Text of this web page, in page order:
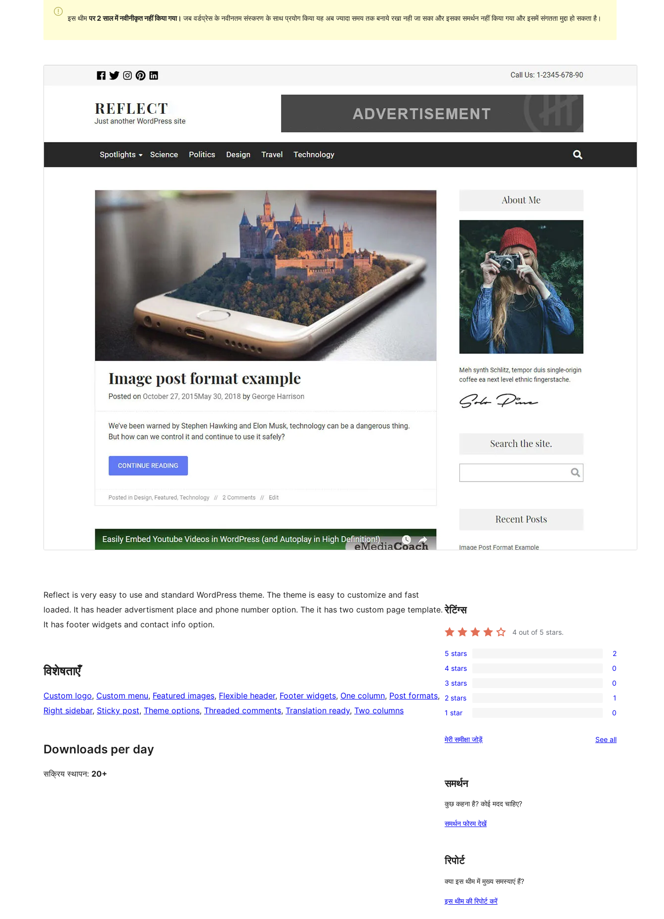
इस थीमपर 2 साल में नवीनीकृत नहीं किया गया। जब वर्डप्रेस के नवीनतम संस्करण के साथ प्रयोग किया यह अब ज्यादा समय तक बनाये रखा नही जा सका और इसका समर्थन नहीं किया गया और इसमें संगतता मुद्दा हो सकता है।
सक्रिय स्थापना
Reflect is very easy to use and standard WordPress theme. The theme is easy to customize and fast
loaded. It has header advertisment place and phone number option. The it has two custom page template.
It has footer widgets and contact info option.
विशेषताएँ
Custom logo, Custom menu, Featured images, Flexible header, Footer widgets, One column, Post formats
Right sidebar, Sticky post, Theme options, Threaded comments, Translation ready, Two columns
Downloads per day
सक्रिय स्थापन: 20+
रेटिंग्स
4 out of 5 stars.
2
5-
star
reviews
5 stars 2
0
4-
star
reviews
4 stars 0
0
3-
star
3 stars 0
1
2-
review
2 stars 1
0
star
1 star 0
मेरी समीक्षा जोड़ें See allreviews
समर्थन
कुछ कहना है? कोई मदद चाहिए?
समर्थन फोरम देखें
रिपोर्ट
क्या इस थीम में मुख्य समस्याएं हैं?
इस थीम की रिपोर्ट करें